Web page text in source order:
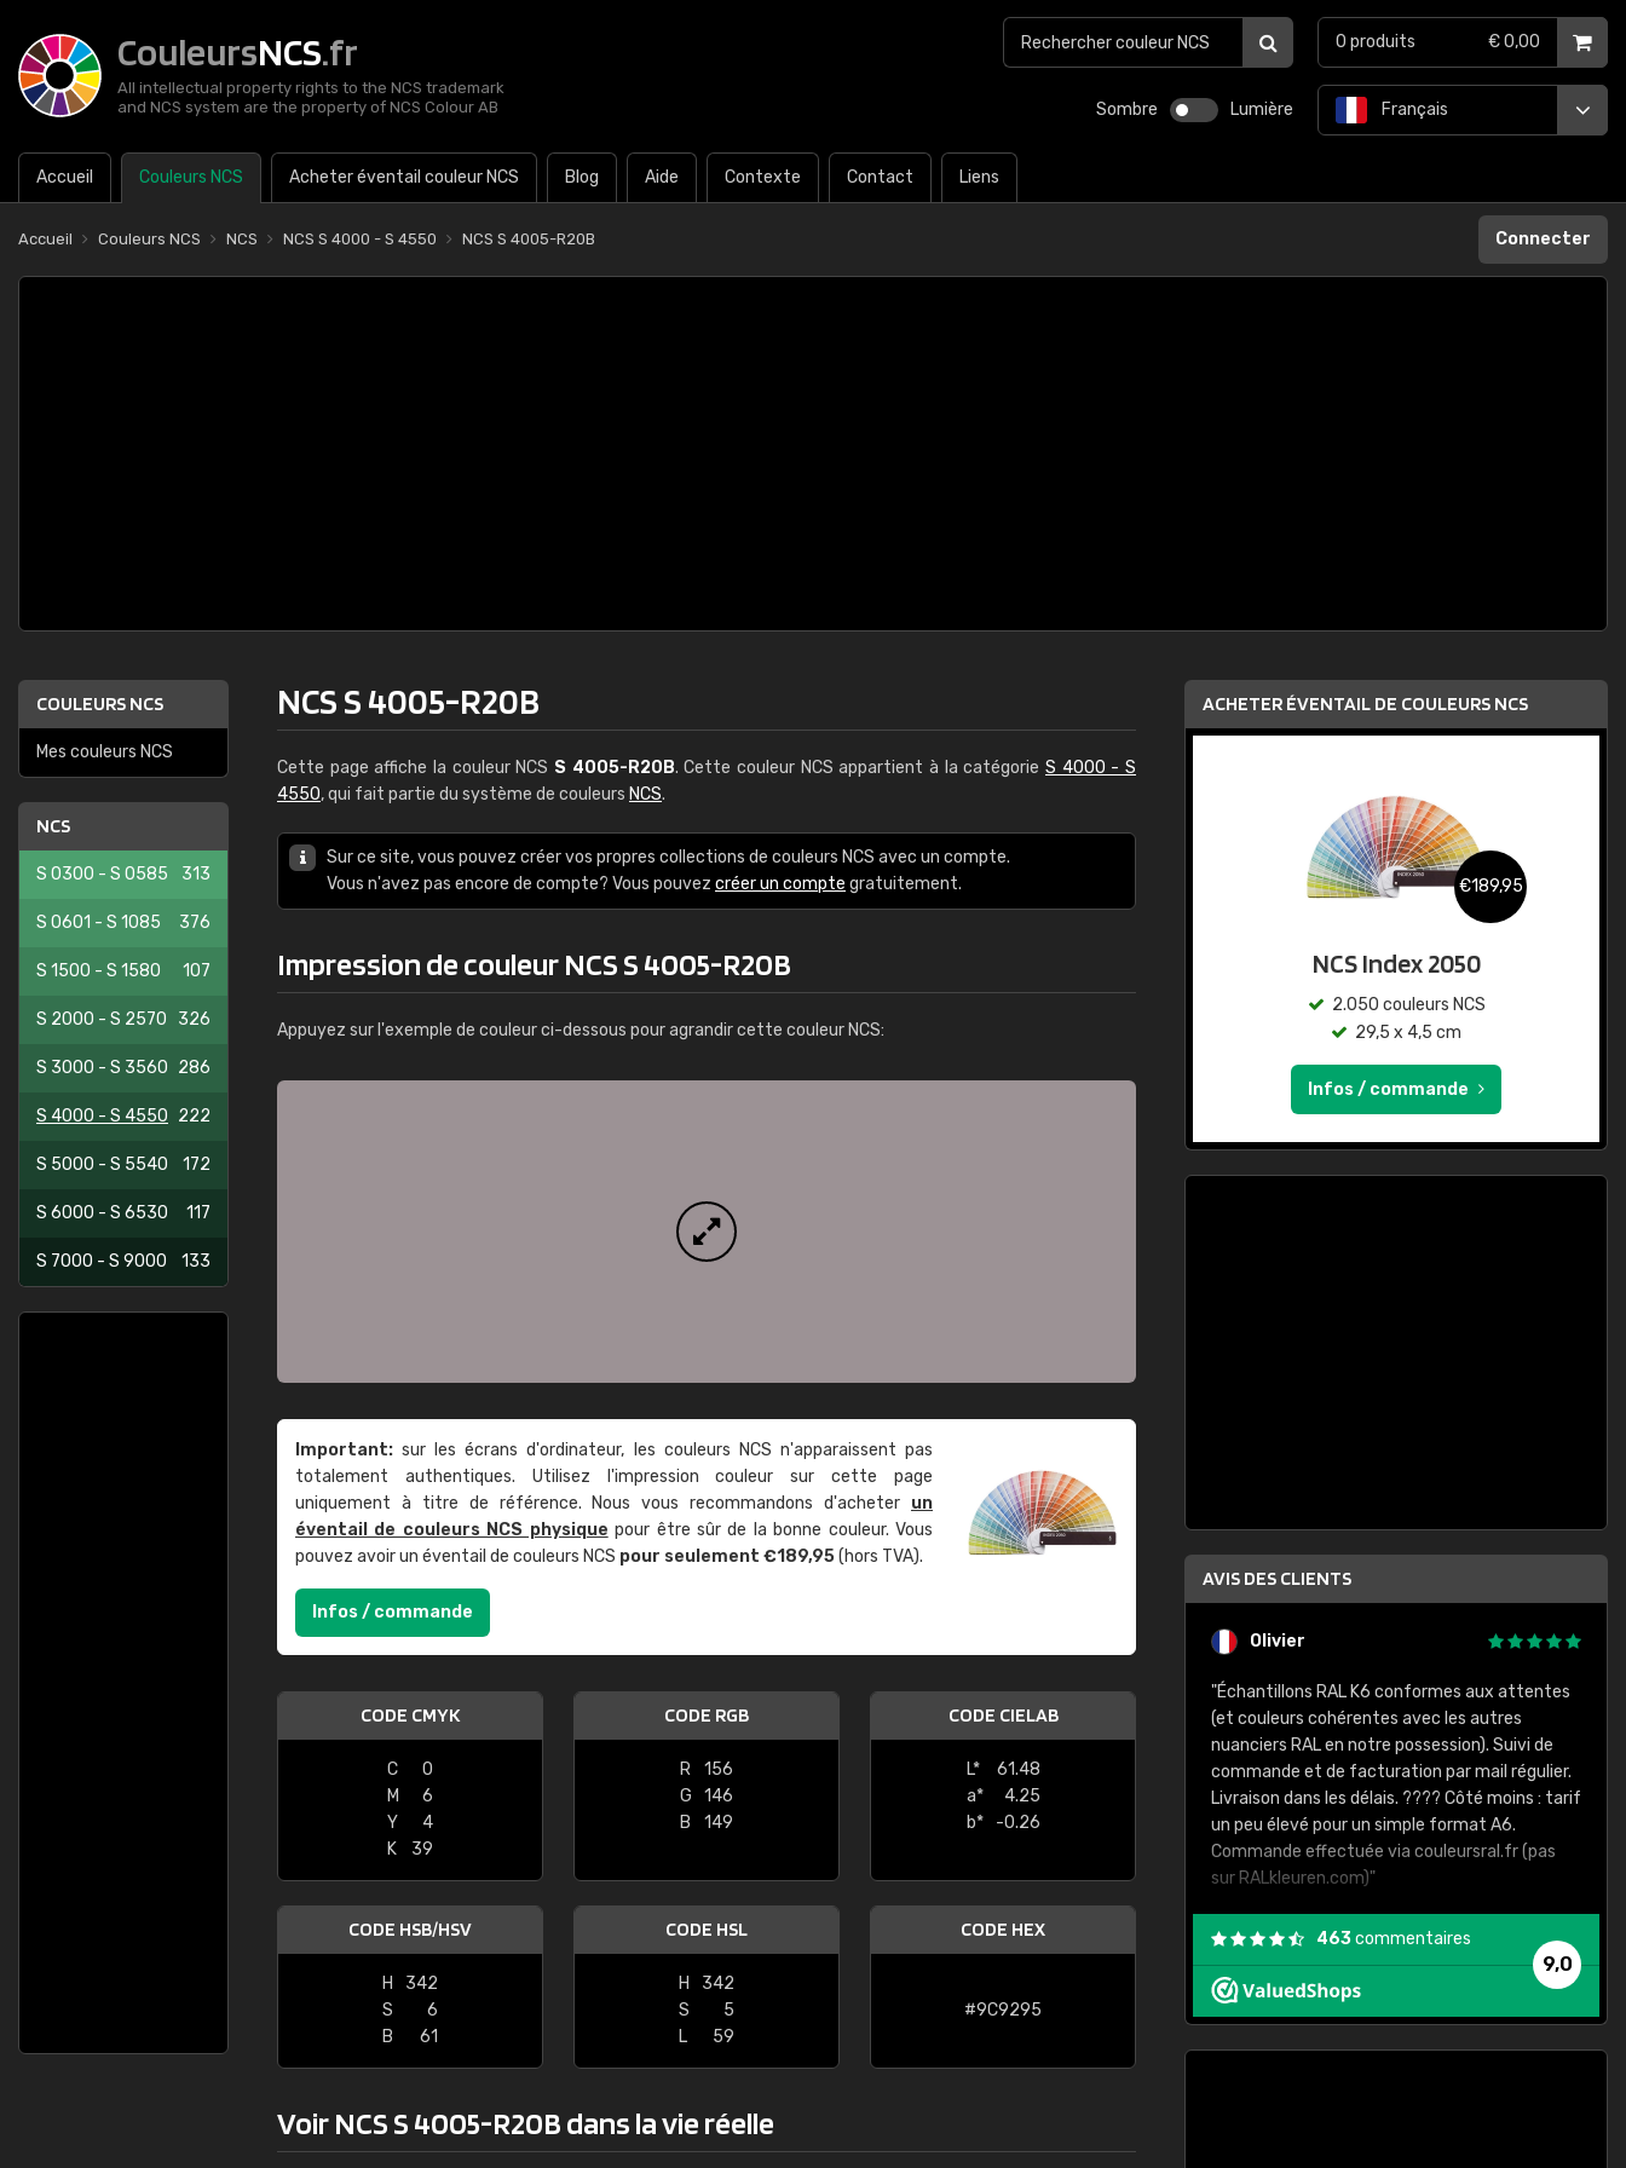
CouleursNCS.fr
All intellectual property rights to the NCS trademark
and NCS system are the property of NCS Colour AB
Sombre Lumière
Accueil Couleurs NCS Acheter éventail couleur NCS Blog Aide Contexte Contact Liens
Français
0 produits € 0,00
Accueil Couleurs NCS NCS NCS S 4000 - S 4550 NCS S 4005-R20B Connecter
COULEURS NCS
Mes couleurs NCS
NCS
S 0300 - S 0585 313
S 0601 - S 1085 376
S 1500 - S 1580 107
S 2000 - S 2570 326
S 3000 - S 3560 286
S 4000 - S 4550 222
S 5000 - S 5540 172
S 6000 - S 6530 117
S 7000 - S 9000 133
NCS S 4005-R20B
Cette page affiche la couleur NCS S 4005-R20B. Cette couleur NCS appartient à la catégorieS 4000 - S
4550, qui fait partie du système de couleurs NCS.
Sur ce site, vous pouvez créer vos propres collections de couleurs NCS avec un compte.
Vous n'avez pas encore de compte? Vous pouvez créer un compte gratuitement.
Impression de couleur NCS S 4005-R20B
Appuyez sur l'exemple de couleur ci-dessous pour agrandir cette couleur NCS:
Important: sur les écrans d'ordinateur, les couleurs NCS n'apparaissent pas
totalement authentiques. Utilisez l'impression couleur sur cette page
uniquement à titre de référence. Nous vous recommandons d'acheter un
éventail de couleurs NCS physique pour être sûr de la bonne couleur. Vous
pouvez avoir un éventail de couleurs NCS pour seulement €189,95(hors TVA).
Infos / commande
CODE CMYK
C
0
M
6
Y
4
K
39
CODE RGB
R
156
G
146
B
149
CODE CIELAB
L*
61.48
a*
4.25
b*
-0.26
CODE HSB/HSV
H
342
S
6
B
61
CODE HSL
H
342
S
5
L
59
CODE HEX
#9C9295
Voir NCS S 4005-R20B dans la vie réelle
ACHETER ÉVENTAIL DE COULEURS NCS
€189,95
NCS Index 2050
2.050 couleurs NCS
29,5 x 4,5 cm
Infos / commande
AVIS DES CLIENTS
trouvé le RAL précis pour le ton de ma
FRANCOIS LEGROS
"Bien reçu" "Commande parfaite et livrée dans les temps"
Olivier
"Échantillons RAL K6 conformes aux attentes
(et couleurs cohérentes avec les autres
nuanciers RAL en notre possession). Suivi de
commande et de facturation par mail régulier.
Livraison dans les délais. ???? Côté moins : tarif
un peu élevé pour un simple format A6.
Commande effectuée via couleursral.fr (pas
sur RALkleuren.com)"
9,0
463commentaires